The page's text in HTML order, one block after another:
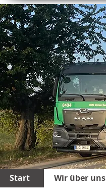
Start Wir über uns